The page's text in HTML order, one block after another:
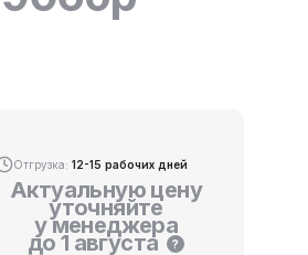
Отгрузка: 12-15 рабочих дней
Актуальную цену
уточняйте
у менеджера
до 1 августа ?